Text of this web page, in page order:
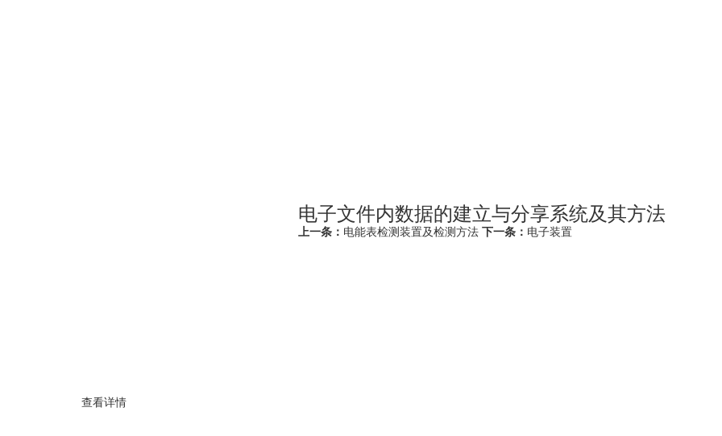
电子文件内数据的建立与分享系统及其方法
上一条： 电能表检测装置及检测方法 下一条： 电子装置
查看详情